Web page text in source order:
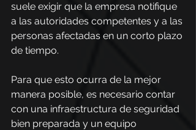
suele exigir que la empresa notifique
a las autoridades competentes y a las
personas afectadas en un corto plazo
de tiempo.
Para que esto ocurra de la mejor
manera posible, es necesario contar
con una infraestructura de seguridad
bien preparada y un equipo